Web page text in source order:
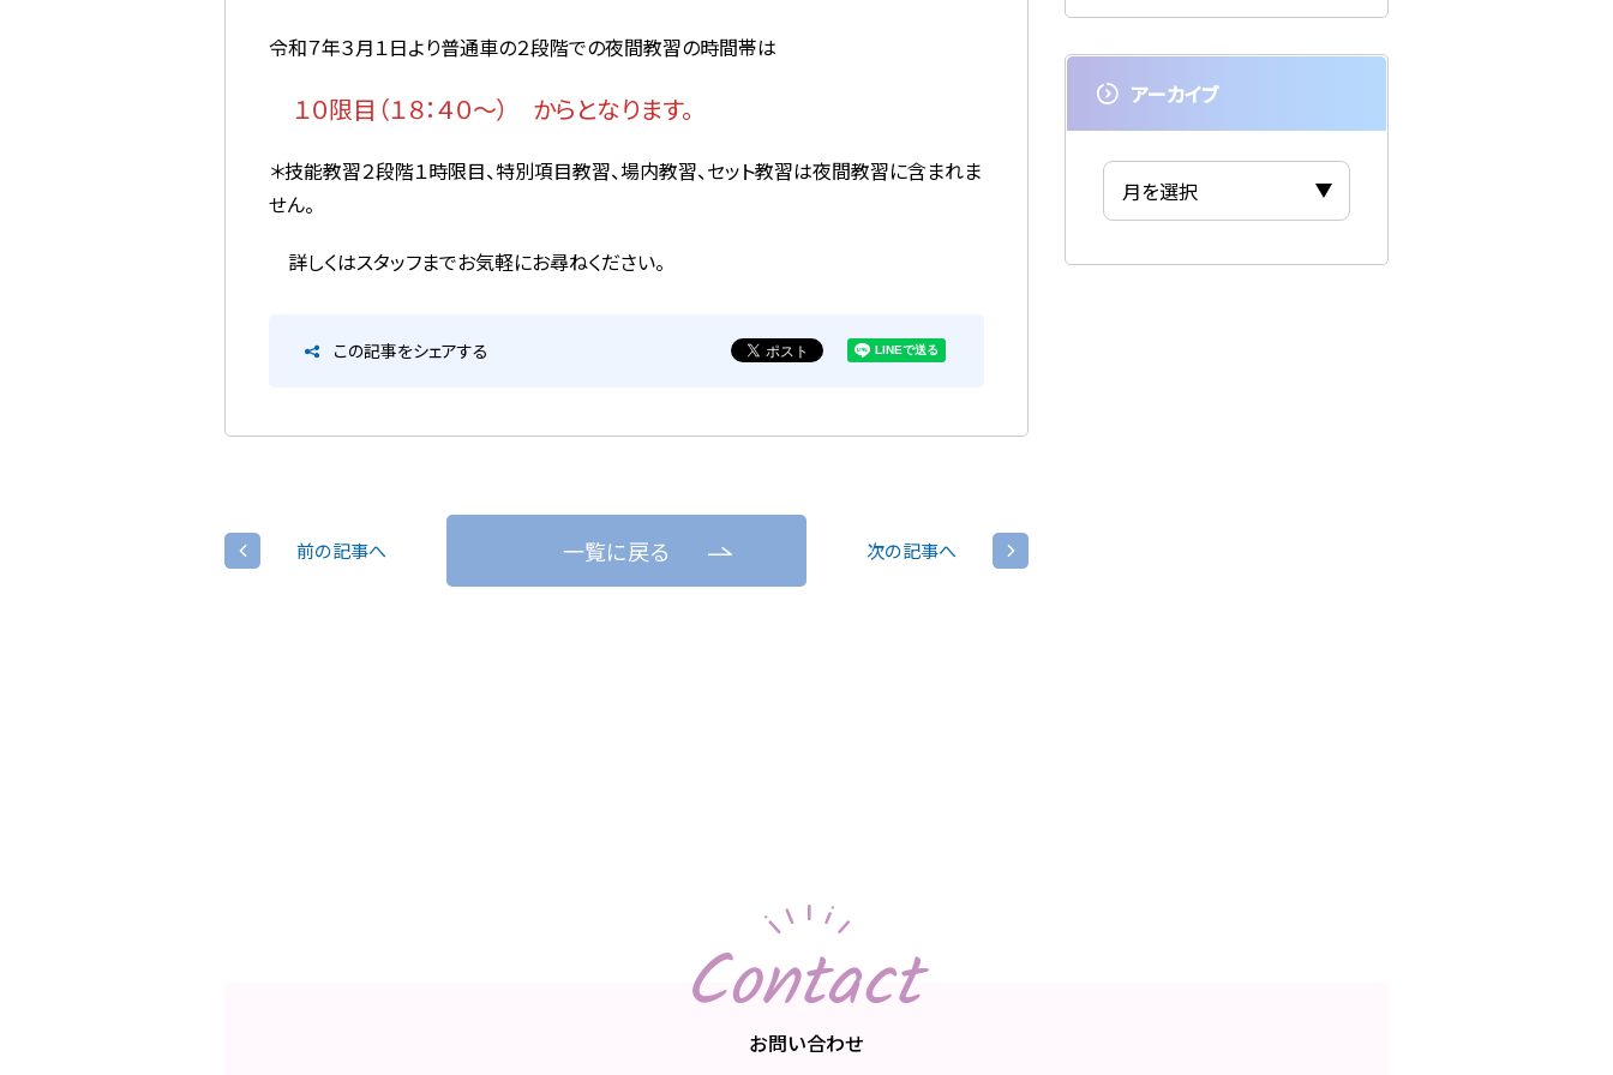
令和７年３月１日より普通車の２段階での夜間教習の時間帯は
１０限目（１８：４０～） からとなります。
＊技能教習２段階１時限目、特別項目教習、場内教習、セット教習は夜間教習に含まれま
せん。
詳しくはスタッフまでお気軽にお尋ねください。
この記事をシェアする
一覧に戻る
前の記事へ 次の記事へ
アーカイブ
お問い合わせ
Contact